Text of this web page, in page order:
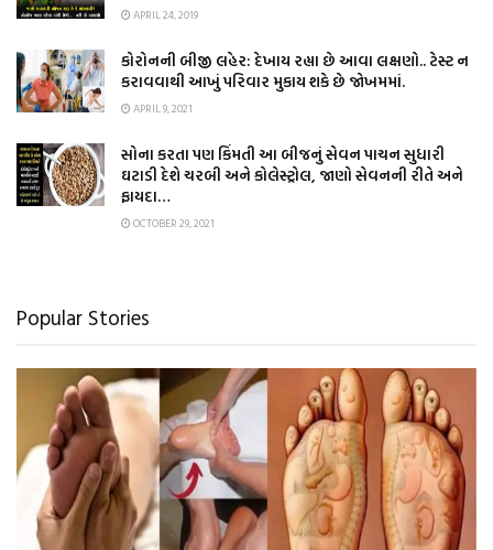
APRIL 24, 2019
કોરોનની બીજી લહેર: દેખાય રહ્યા છે આવા લક્ષણો.. ટેસ્ટ ન
કરાવવાથી આખું પરિવાર મુકાય શકે છે જોખમમાં.
APRIL 9, 2021
સોના કરતા પણ કિંમતી આ બીજનું સેવન પાચન સુધારી
ઘટાડી દેશે ચરબી અને કોલેસ્ટ્રોલ, જાણો સેવનની રીતે અને
ફાયદા…
OCTOBER 29, 2021
Popular Stories